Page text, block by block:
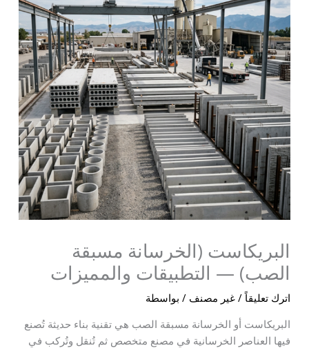
البريكاست (الخرسانة مسبقة
الصب) — التطبيقات والمميزات
اترك تعليقاً / غير مصنف / بواسطة
البريكاست أو الخرسانة مسبقة الصب هي تقنية بناء حديثة تُصنع
فيها العناصر الخرسانية في مصنع متخصص ثم تُنقل وتُركب في